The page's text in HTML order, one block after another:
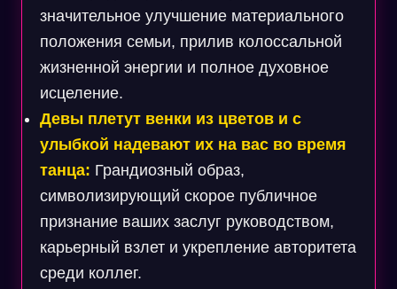
значительное улучшение материального
положения семьи, прилив колоссальной
жизненной энергии и полное духовное
исцеление.
Девы плетут венки из цветов и с
улыбкой надевают их на вас во время
танца: Грандиозный образ,
символизирующий скорое публичное
признание ваших заслуг руководством,
карьерный взлет и укрепление авторитета
среди коллег.